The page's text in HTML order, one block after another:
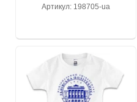
Артикул: 198705-ua